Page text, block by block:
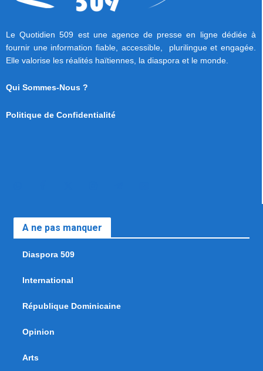
Le Quotidien 509 est une agence de presse en ligne dédiée à
fournir une information fiable, accessible, plurilingue et engagée.
Elle valorise les réalités haïtiennes, la diaspora et le monde.
Qui Sommes-Nous ?
Politique de Confidentialité
A ne pas manquer
Diaspora 509
International
République Dominicaine
Opinion
Arts